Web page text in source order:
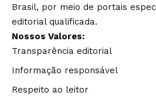
Brasil, por meio de portais
editorial qualificada.
Nossos Valores:
Transparência editorial
Informação responsável
Respeito ao leitor